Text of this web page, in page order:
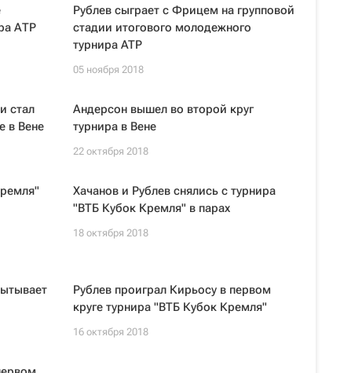
АТР
Рублев сыграет с Фрицем на групповой
стадии итогового молодежного
турнира ATP
05 ноября 2018
стал
в Вене
Андерсон вышел во второй круг
турнира в Вене
22 октября 2018
Хачанов и Рублев снялись с турнира
"ВТБ Кубок Кремля" в парах
18 октября 2018
Рублев проиграл Кирьосу в первом
круге турнира "ВТБ Кубок Кремля"
16 октября 2018